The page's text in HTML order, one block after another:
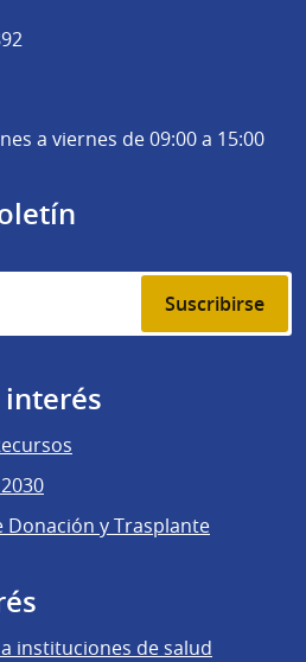
a viernes de 09:00 a 15:00
Suscribirse
y Trasplante
instituciones de salud